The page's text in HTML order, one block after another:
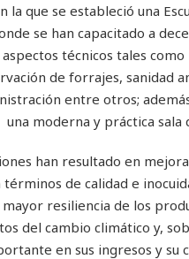
la que se estableció una
se han capacitado a
técnicos tales como
de forrajes, sanidad
entre otros;
moderna y práctica sala
han resultado en
de calidad e
resiliencia de los
del cambio climático y,
en sus ingresos y su